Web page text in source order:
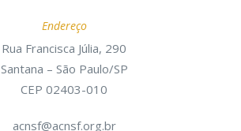
Endereço
Rua Francisca Júlia, 290
Santana – São Paulo/SP
CEP 02403-010
acnsf@acnsf.org.br